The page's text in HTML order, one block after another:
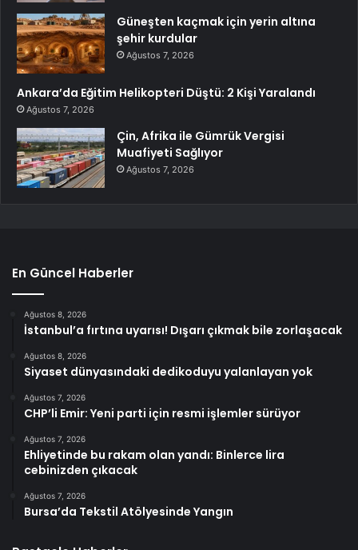
Güneşten kaçmak için yerin altına
şehir kurdular
Ağustos 7, 2026
Ankara’da Eğitim Helikopteri Düştü: 2 Kişi Yaralandı
Ağustos 7, 2026
Çin, Afrika ile Gümrük Vergisi
Muafiyeti Sağlıyor
Ağustos 7, 2026
En Güncel Haberler
Ağustos 8, 2026
İstanbul’a fırtına uyarısı! Dışarı çıkmak bile zorlaşacak
Ağustos 8, 2026
Siyaset dünyasındaki dedikoduyu yalanlayan yok
Ağustos 7, 2026
CHP’li Emir: Yeni parti için resmi işlemler sürüyor
Ağustos 7, 2026
Ehliyetinde bu rakam olan yandı: Binlerce lira
cebinizden çıkacak
Ağustos 7, 2026
Bursa’da Tekstil Atölyesinde Yangın